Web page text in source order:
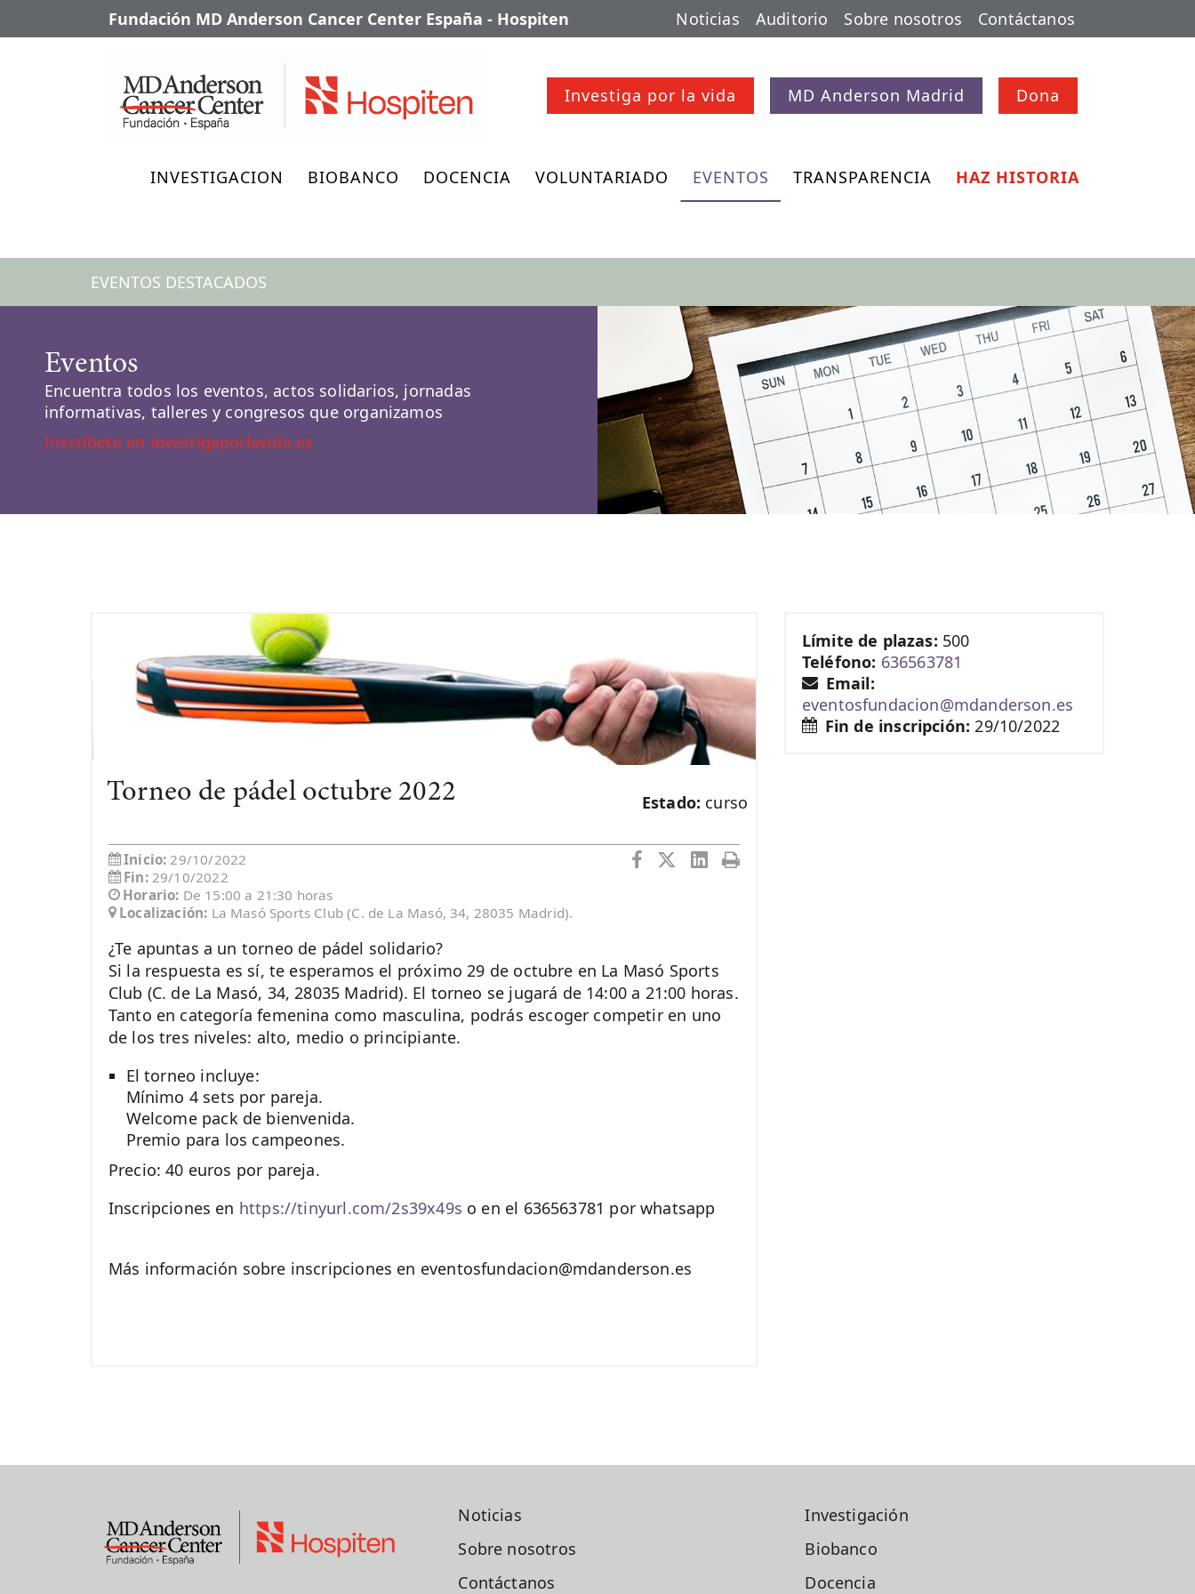
Fundación MD Anderson Cancer Center España - Hospiten Contáctanos
Sobre nosotros
Auditorio
Noticias
Dona
MD Anderson Madrid
Investiga por la vida
INVESTIGACION BIOBANCO DOCENCIA VOLUNTARIADO EVENTOS TRANSPARENCIA HAZ HISTORIA
EVENTOS DESTACADOS
Eventos
Encuentra todos los eventos, actos solidarios, jornadas
informativas, talleres y congresos que organizamos
Inscríbete en investigaporlavida.es
Torneo de pádel octubre 2022 Estado: curso
Inicio: 29/10/2022
Fin: 29/10/2022
Horario: De 15:00 a 21:30 horas
Localización: La Masó Sports Club (C. de La Masó, 34, 28035 Madrid).
¿Te apuntas a un torneo de pádel solidario?
Si la respuesta es sí, te esperamos el próximo 29 de octubre en La Masó Sports
Club (C. de La Masó, 34, 28035 Madrid). El torneo se jugará de 14:00 a 21:00 horas.
Tanto en categoría femenina como masculina, podrás escoger competir en uno
de los tres niveles: alto, medio o principiante.
El torneo incluye:
Mínimo 4 sets por pareja.
Welcome pack de bienvenida.
Premio para los campeones.
Precio: 40 euros por pareja.
Inscripciones en https://tinyurl.com/2s39x49s o en el 636563781 por whatsapp
Más información sobre inscripciones en eventosfundacion@mdanderson.es
Límite de plazas: 500
Teléfono: 636563781
Email:
eventosfundacion@mdanderson.es
Fin de inscripción: 29/10/2022
Noticias
Sobre nosotros
Contáctanos
Investigación
Biobanco
Docencia